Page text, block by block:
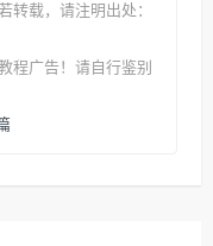
转载，请注明出处：
程广告！请自行鉴别